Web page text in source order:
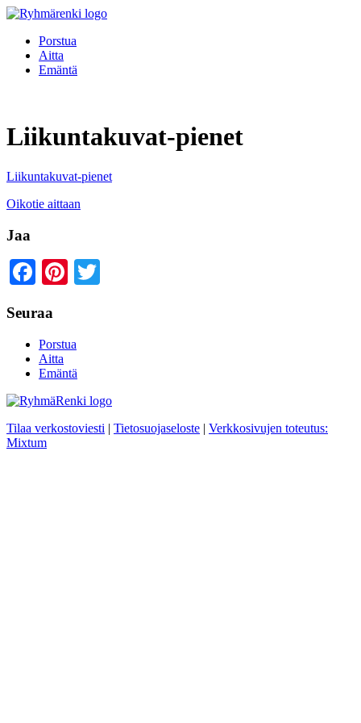
Porstua
Aitta
Emäntä
Liikuntakuvat-pienet
Liikuntakuvat-pienet
Oikotie aittaan
Jaa
Facebook
Pinterest
Seuraa
Porstua
Aitta
Emäntä
Tilaa verkostoviesti | Tietosuojaseloste | Verkkosivujen toteutus:
Mixtum